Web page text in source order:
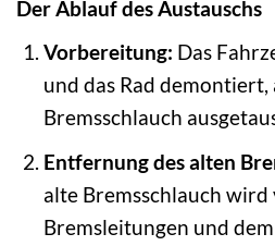
Der Ablauf des Austauschs
Vorbereitung: Das
und das Rad demontiert,
Bremsschlauch
Entfernung des alten
alte Bremsschlauch wird
Bremsleitungen und